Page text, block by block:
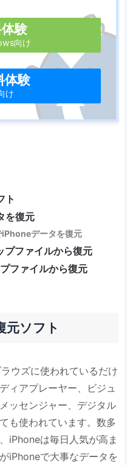
験
向け
体験
け
ト
を復元
iPhoneデータを復元
ファイルから復元
ファイルから復元
元ソフト
ウズに使われているだけ
ィアプレーヤー、ビジュ
ッセンジャー、デジタル
も使われています。数多
iPhoneは毎日人気が高ま
iPhoneで大事なデータを